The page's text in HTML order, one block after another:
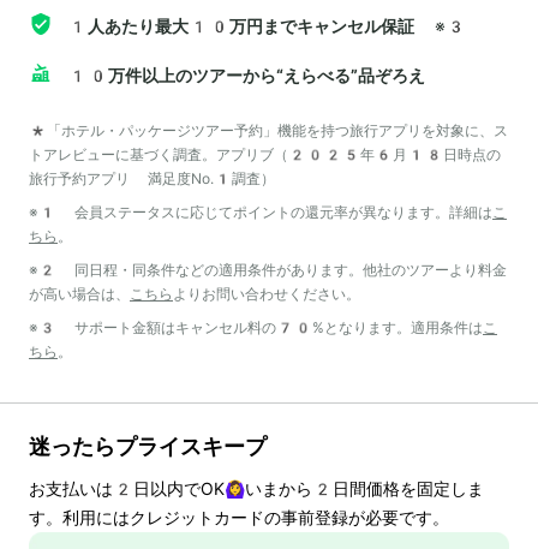
1人あたり最大10万円までキャンセル保証 ※3
10万件以上のツアーから“えらべる”品ぞろえ
*「ホテル・パッケージツアー予約」機能を持つ旅行アプリを対象に、ス
トアレビューに基づく調査。アプリブ（2025年6月18日時点の
旅行予約アプリ 満足度No.1調査）
※1 会員ステータスに応じてポイントの還元率が異なります。詳細はこ
ちら 。
※2 同日程・同条件などの適用条件があります。他社のツアーより料金
が高い場合は、 こちら よりお問い合わせください。
※3 サポート金額はキャンセル料の70%となります。適用条件はこ
ちら 。
迷ったらプライスキープ
お支払いは 2 日以内でOK🙆‍♀️いまから 2 日間価格を固定しま
す。利用にはクレジットカードの事前登録が必要です。